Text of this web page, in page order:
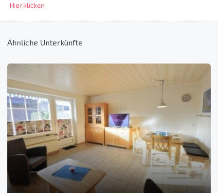
Hier klicken
Ähnliche Unterkünfte